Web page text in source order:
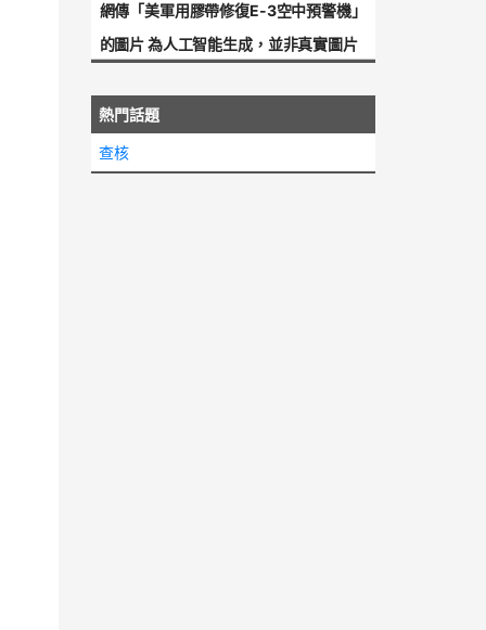
網傳「美軍用膠帶修復E-3空中預警機」
的圖片 為人工智能生成，並非真實圖片
熱門話題
查核